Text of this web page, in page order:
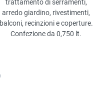
trattamento di serramenti,
arredo giardino, rivestimenti,
balconi, recinzioni e coperture.
Confezione da 0,750 lt.